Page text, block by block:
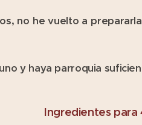
no he vuelto a
y haya parroquia
Ingredientes para